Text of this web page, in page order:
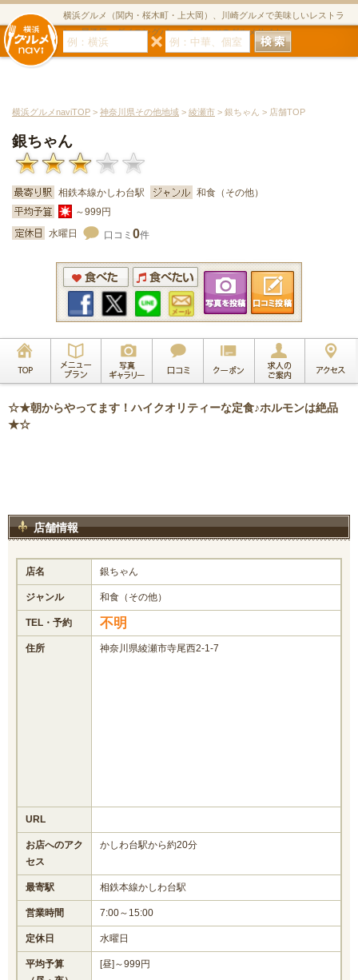
横浜グルメ（関内・桜木町・上大岡）、川崎グルメで美味しいレストラ
ン・居酒屋・ダイニングバー・スイーツのグルメサイト
横浜グルメnaviTOP > 神奈川県その他地域 > 綾瀬市 > 銀ちゃん > 店舗TOP
銀ちゃん
相鉄本線かしわ台駅
和食（その他）
～999円
水曜日
口コミ 0件
☆★朝からやってます！ハイクオリティーな定食♪ホルモンは絶品
★☆
店舗情報
店名 銀ちゃん
ジャンル 和食（その他）
TEL・予約 不明
住所 神奈川県綾瀬市寺尾西2-1-7
URL
お店へのアク
セス
かしわ台駅から約20分
最寄駅 相鉄本線かしわ台駅
営業時間 7:00～15:00
定休日 水曜日
平均予算
[昼]～999円